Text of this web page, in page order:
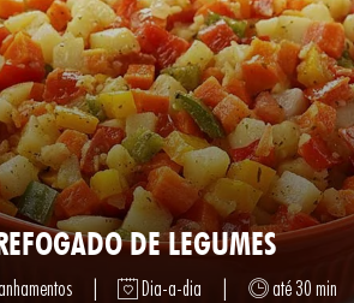
DE LEGUMES
Dia-a-dia até 30 min